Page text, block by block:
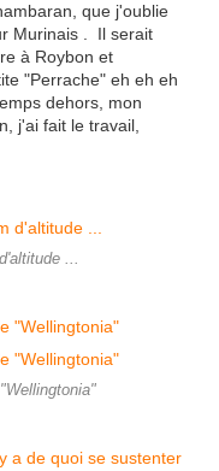
que j'oublie
Murinais . Il serait
à Roybon et
"Perrache" eh eh eh
dehors, mon
j'ai fait le travail,
...